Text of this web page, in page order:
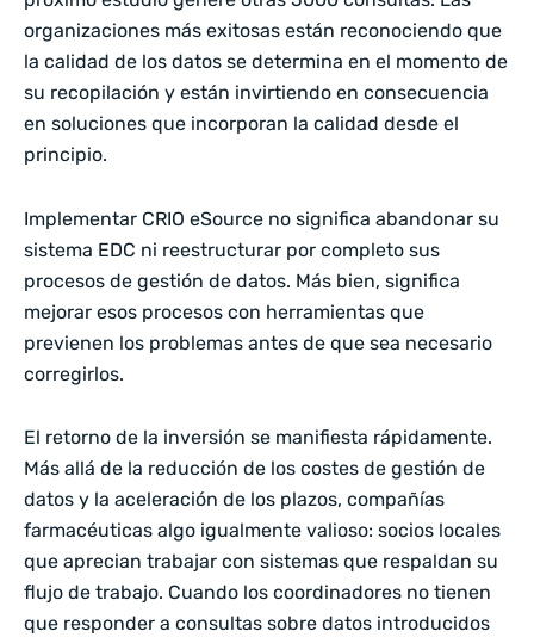
organizaciones más exitosas están reconociendo que
la calidad de los datos se determina en el momento de
su recopilación y están invirtiendo en consecuencia
en soluciones que incorporan la calidad desde el
principio.
Implementar CRIO eSource no significa abandonar su
sistema EDC ni reestructurar por completo sus
procesos de gestión de datos. Más bien, significa
mejorar esos procesos con herramientas que
previenen los problemas antes de que sea necesario
corregirlos.
El retorno de la inversión se manifiesta rápidamente.
Más allá de la reducción de los costes de gestión de
datos y la aceleración de los plazos, compañías
farmacéuticas algo igualmente valioso: socios locales
que aprecian trabajar con sistemas que respaldan su
flujo de trabajo. Cuando los coordinadores no tienen
que responder a consultas sobre datos introducidos